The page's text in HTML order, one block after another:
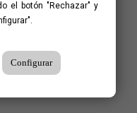
el botón "Rechazar" y
Configurar